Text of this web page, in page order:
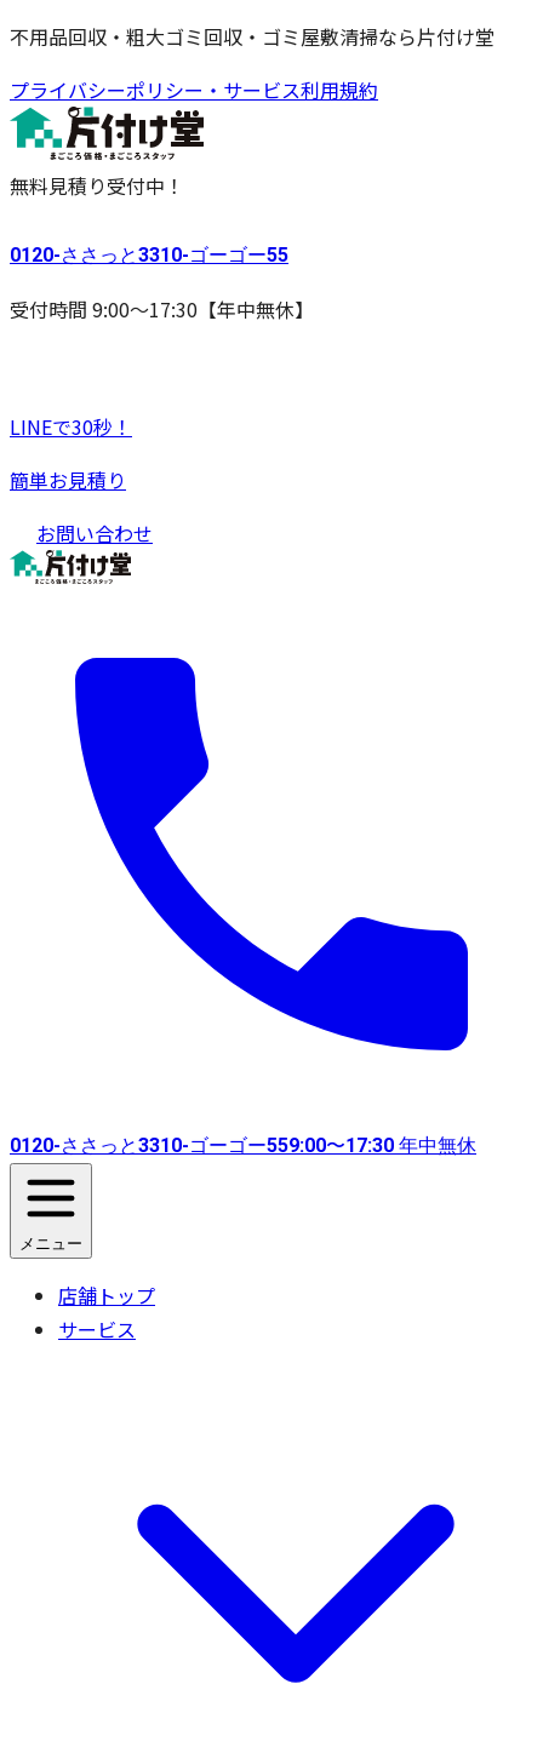
不用品回収・粗大ゴミ回収・ゴミ屋敷清掃なら片付け堂
プライバシーポリシー・サービス利用規約
無料見積り受付中！
0120-ささっと3310-ゴーゴー55
受付時間 9:00〜17:30【年中無休】
LINEで30秒！
簡単お見積り
お問い合わせ
0120-ささっと3310-ゴーゴー559:00〜17:30 年中無休
メニュー
店舗トップ
サービス